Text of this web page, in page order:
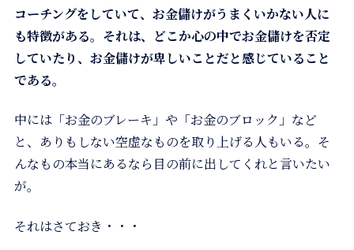
コーチングをしていて、お金儲けがうまくいかない人に
も特徴がある。それは、どこか心の中でお金儲けを否定
していたり、お金儲けが卑しいことだと感じていること
である。
中には「お金のブレーキ」や「お金のブロック」など
と、ありもしない空虚なものを取り上げる人もいる。そ
んなもの本当にあるなら目の前に出してくれと言いたい
が。
それはさておき・・・